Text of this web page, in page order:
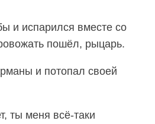
и испарился вместе со
пошёл, рыцарь.
и потопал своей
ты меня всё-таки